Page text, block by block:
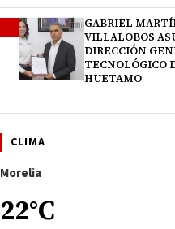
GABRIEL
VILLALOBOS
DIRECCIÓN
TECNOLÓGICO
HUETAMO
CLIMA
Morelia
22°C